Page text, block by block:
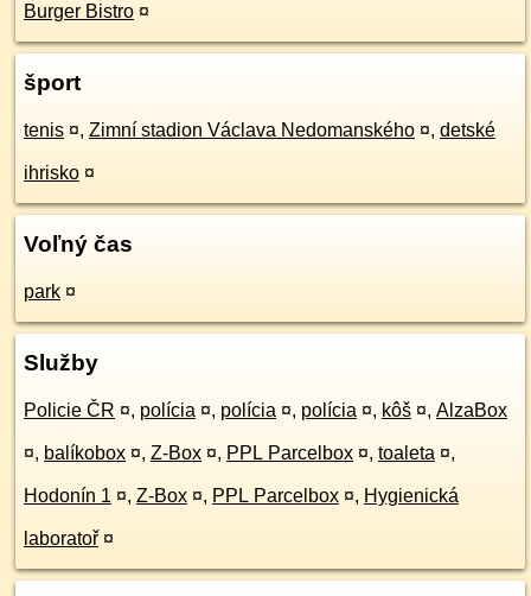
Burger Bistro ¤
šport
tenis ¤, Zimní stadion Václava Nedomanského ¤, detské
ihrisko ¤
Voľný čas
park ¤
Služby
Policie ČR ¤, polícia ¤, polícia ¤, polícia ¤, kôš ¤, AlzaBox
¤, balíkobox ¤, Z-Box ¤, PPL Parcelbox ¤, toaleta ¤,
Hodonín 1 ¤, Z-Box ¤, PPL Parcelbox ¤, Hygienická
laboratoř ¤